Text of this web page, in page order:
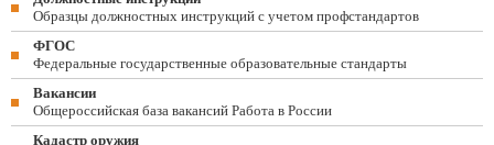
Образцы должностных инструкций с учетом профстандартов
ФГОС
Федеральные государственные образовательные стандарты
Вакансии
Общероссийская база вакансий Работа в России
Кадастр оружия